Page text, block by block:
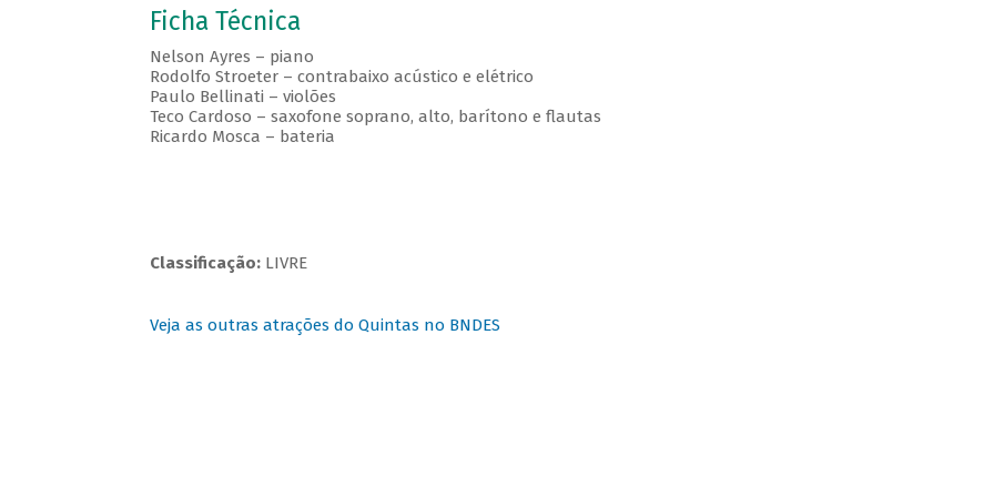
Ficha Técnica
Nelson Ayres – piano
Rodolfo Stroeter – contrabaixo acústico e elétrico
Paulo Bellinati – violões
Teco Cardoso – saxofone soprano, alto, barítono e flautas
Ricardo Mosca – bateria
Classificação: LIVRE
Veja as outras atrações do Quintas no BNDES